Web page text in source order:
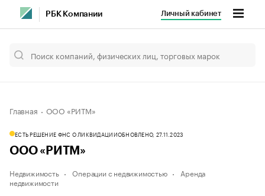
РБК Компании Личный кабинет
Главная ООО «РИТМ»
ЕСТЬ РЕШЕНИЕ ФНС О ЛИКВИДАЦИИОБНОВЛЕНО, 27.11.2023
ООО «РИТМ»
Недвижимость Операции с недвижимостью
Аренда
недвижимости